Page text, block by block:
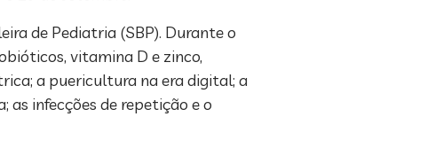
de Pediatria (SBP). Durante o
vitamina D e zinco,
a puericultura na era digital; a
as infecções de repetição e o